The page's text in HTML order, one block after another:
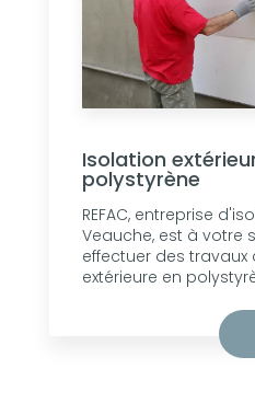
Isolation
polystyrène
REFAC, entreprise
Veauche, est à votre
effectuer des travaux
extérieure en